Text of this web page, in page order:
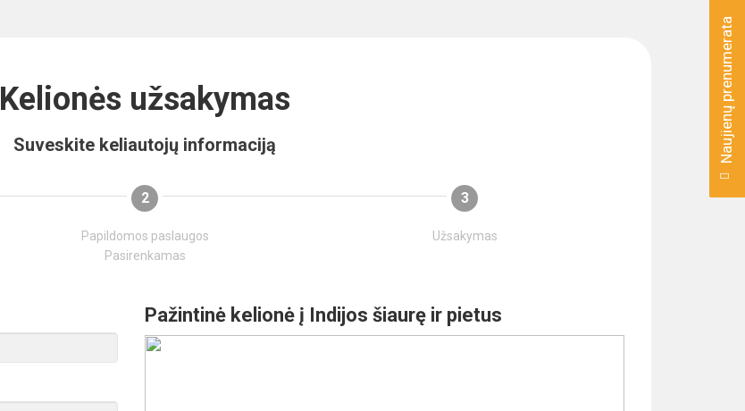
Naujienų prenumerata
Kelionės užsakymas
Suveskite keliautojų informaciją
2
Papildomos paslaugos
Pasirenkamas
3
Užsakymas
Pažintinė kelionė į Indijos šiaurę ir pietus